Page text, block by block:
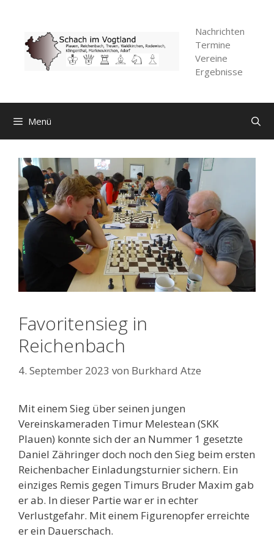
springen
Nachrichten
Termine
Vereine
Ergebnisse
Menü
Favoritensieg in
Reichenbach
4. September 2023 von Burkhard Atze
Mit einem Sieg über seinen jungen
Vereinskameraden Timur Melestean (SKK
Plauen) konnte sich der an Nummer 1 gesetzte
Daniel Zähringer doch noch den Sieg beim ersten
Reichenbacher Einladungsturnier sichern. Ein
einziges Remis gegen Timurs Bruder Maxim gab
er ab. In dieser Partie war er in echter
Verlustgefahr. Mit einem Figurenopfer erreichte
er ein Dauerschach.